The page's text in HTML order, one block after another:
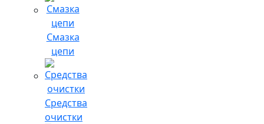
Смазка
цепи
Средства
очистки